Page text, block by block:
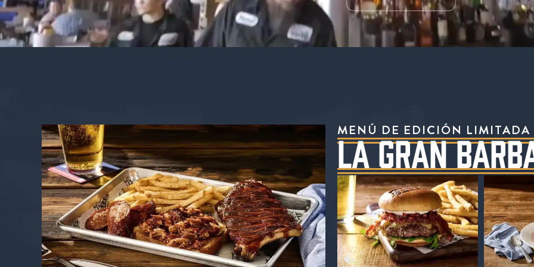
MENÚ DE EDICIÓN LIMITADA
LA GRAN
¿QUIERE MÁS? HAGA
CLIC AQUÍ PARA VER